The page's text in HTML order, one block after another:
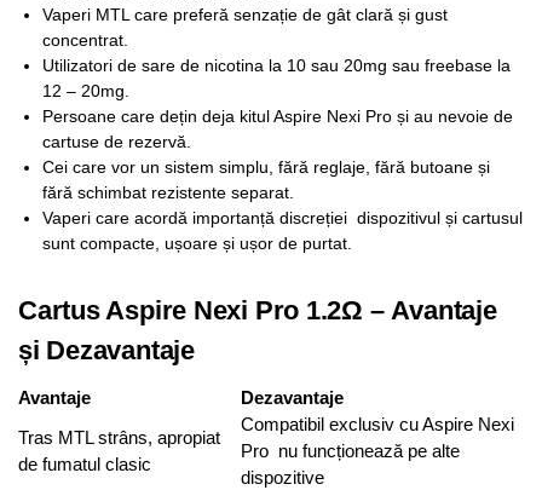
Vaperi MTL care preferă senzație de gât clară și gust
concentrat.
Utilizatori de sare de nicotina la 10 sau 20mg sau freebase la
12 – 20mg.
Persoane care dețin deja kitul Aspire Nexi Pro și au nevoie de
cartuse de rezervă.
Cei care vor un sistem simplu, fără reglaje, fără butoane și
fără schimbat rezistente separat.
Vaperi care acordă importanță discreției dispozitivul și cartusul
sunt compacte, ușoare și ușor de purtat.
Cartus Aspire Nexi Pro 1.2Ω – Avantaje
și Dezavantaje
Avantaje
Dezavantaje
Tras MTL strâns, apropiat
de fumatul clasic
Compatibil exclusiv cu Aspire Nexi
Pro nu funcționează pe alte
dispozitive